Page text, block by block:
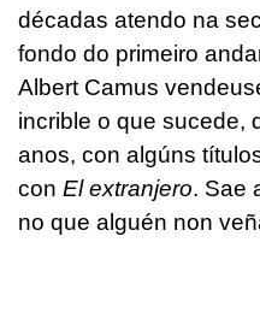
décadas atendo na
fondo do primeiro
Albert Camus
incrible o que sucede,
anos, con algúns
con El extranjero. Sae
no que alguén non